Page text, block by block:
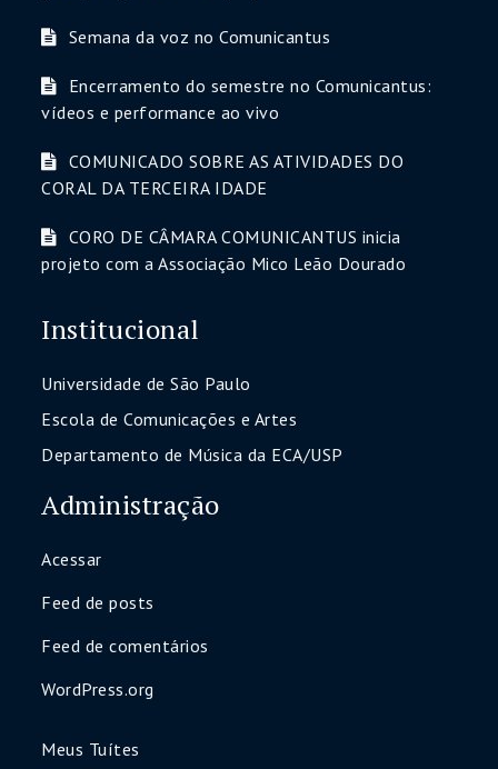
Semana da voz no Comunicantus
Encerramento do semestre no Comunicantus:
vídeos e performance ao vivo
COMUNICADO SOBRE AS ATIVIDADES DO
CORAL DA TERCEIRA IDADE
CORO DE CÂMARA COMUNICANTUS inicia
projeto com a Associação Mico Leão Dourado
Institucional
Universidade de São Paulo
Escola de Comunicações e Artes
Departamento de Música da ECA/USP
Administração
Acessar
Feed de posts
Feed de comentários
WordPress.org
Meus Tuítes